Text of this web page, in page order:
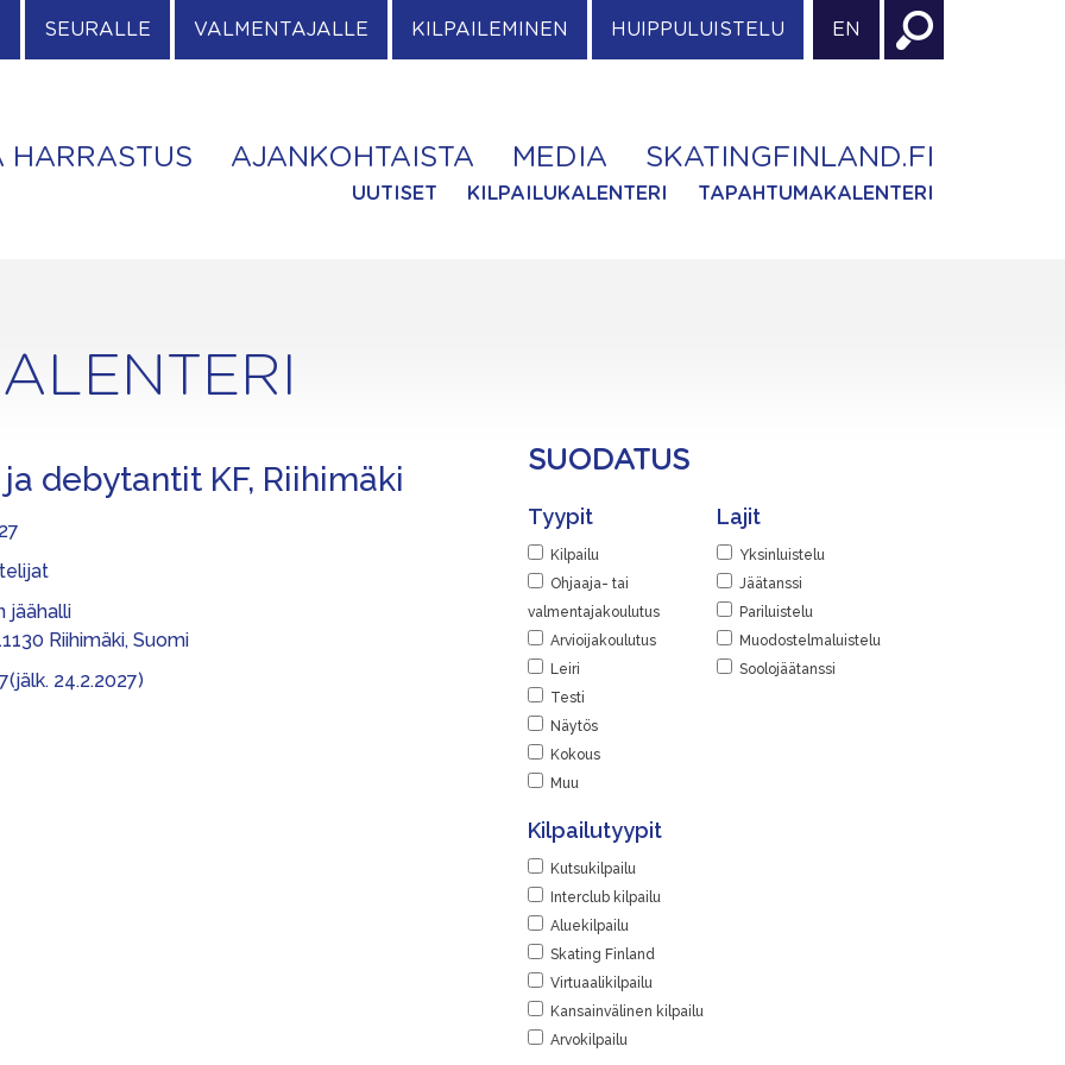
SEURALLE VALMENTAJALLE KILPAILEMINEN HUIPPULUISTELU EN
HARRASTUS AJANKOHTAISTA MEDIA SKATINGFINLAND.FI
UUTISET KILPAILUKALENTERI TAPAHTUMAKALENTERI
debytantit KF, Riihimäki
jäähalli
Riihimäki, Suomi
24.2.2027)
SUODATUS
Tyypit
Kilpailu
Ohjaaja- tai
valmentajakoulutus
Arvioijakoulutus
Leiri
Testi
Näytös
Kokous
Muu
Lajit
Yksinluistelu
Jäätanssi
Pariluistelu
Muodostelmaluistelu
Soolojäätanssi
Kilpailutyypit
Kutsukilpailu
Interclub kilpailu
Aluekilpailu
Skating Finland
Virtuaalikilpailu
Kansainvälinen kilpailu
Arvokilpailu